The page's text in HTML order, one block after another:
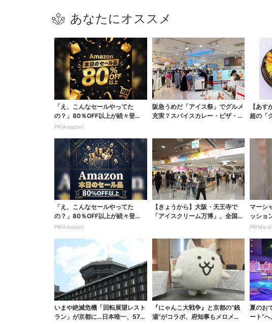
あなたにオススメ
「え、こんなセールやってた
の？」80％OFF以上が続々登
場！Amazonの本気が...
PR(Amazon)
阪急うめだ「アイス祭」でグルメ
充実？スパイスカレー・ピザ・ポ
【あ
超の「
「え、こんなセールやってた
の？」80％OFF以上が続々登
場！Amazonの本気が...
PR(Amazon)
【きょうから】大阪・天王寺で
「アイスクリーム万博」、全国3
マーシ
ッショ
いまや絶滅危機「回転展望レスト
ラン」が京都に…日本唯一、57年
『にゃんこ大戦争』と京都の“銭
湯”がコラボ、府知事もメロメロ
夏のお
ート”へ